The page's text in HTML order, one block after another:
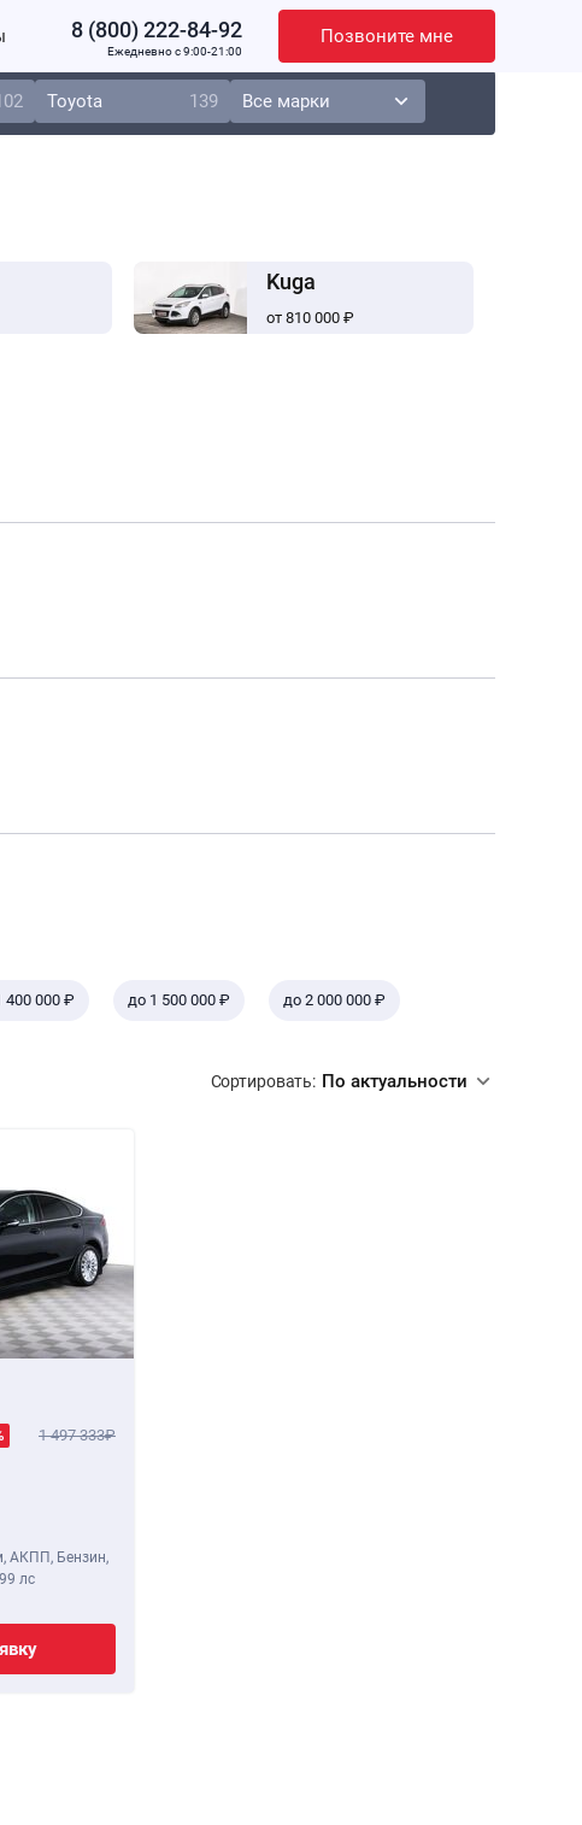
8 (800) 222-84-92
Ежедневно c 9:00-21:00
Позвоните мне
Toyota 139
Kuga
от 810 000 ₽
400 000 ₽ до 1 500 000 ₽ до 2 000 000 ₽
Сортировать: По актуальности
1 497 333
, АКПП, Бензин,
лс